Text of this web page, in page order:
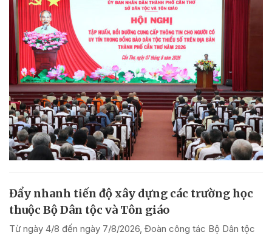
Đẩy nhanh tiến độ xây dựng các trường học
thuộc Bộ Dân tộc và Tôn giáo
Từ ngày 4/8 đến ngày 7/8/2026, Đoàn công tác Bộ Dân tộc